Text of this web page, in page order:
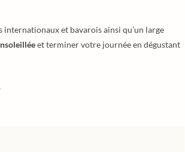
et bavarois ainsi qu’un large
et terminer votre journée en dégustant